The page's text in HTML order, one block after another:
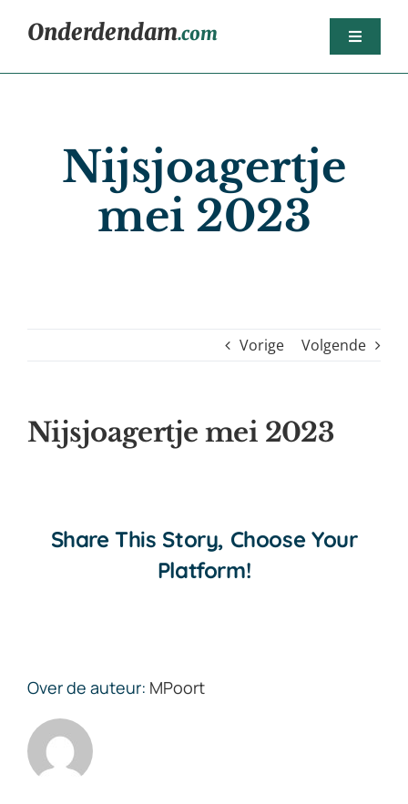
naarOnderdendam.com
Toggle
Het dorp
Agenda
Nijsjoagertjes
Nijsjoagertje
mei 2023
Vorige Volgende
Nijsjoagertje mei 2023
Share This Story, Choose Your
Platform!
Over de auteur: MPoort